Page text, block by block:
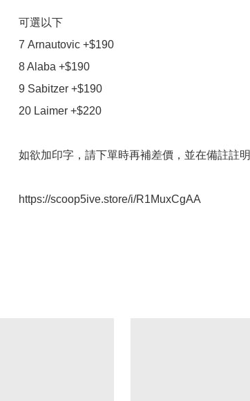
可選以下
7 Arnautovic +$190
8 Alaba +$190
9 Sabitzer +$190
20 Laimer +$220
如欲加印字，請下單時再補差價，並在備註註明
https://scoop5ive.store/i/R1MuxCgAA